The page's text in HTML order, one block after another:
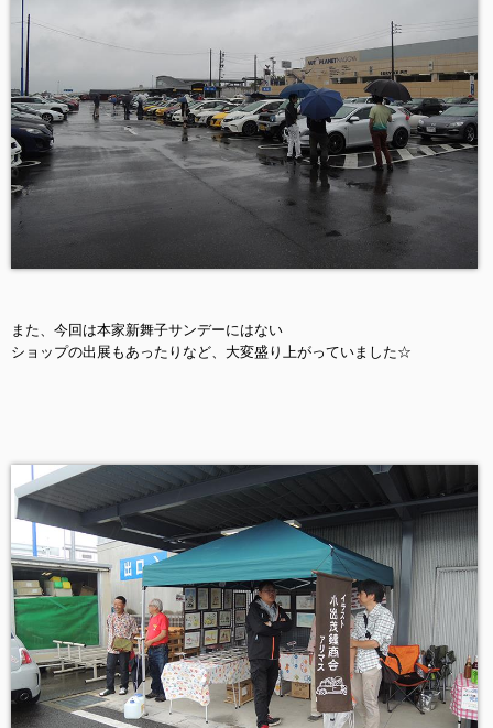
また、今回は本家新舞子サンデーにはない
ショップの出展もあったりなど、大変盛り上がっていました☆